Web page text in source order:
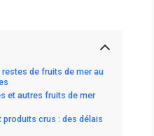
de fruits de mer au
et autres fruits de mer
produits crus : des délais